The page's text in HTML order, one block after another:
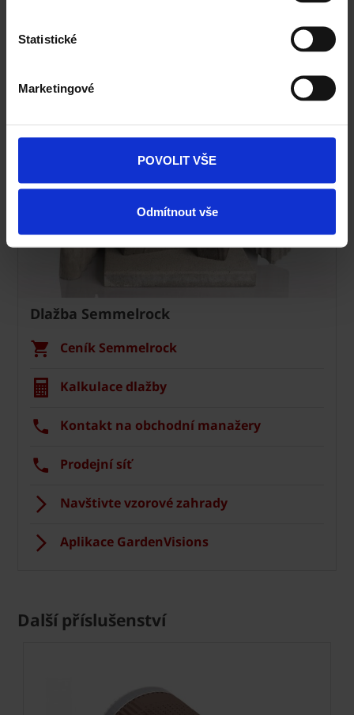
Statistické
Marketingové
POVOLIT VŠE
Odmítnout vše
Specialista prodeje
Navštivte vzorkovnu Terca
Dlažba Semmelrock
Ceník Semmelrock
Kalkulace dlažby
Kontakt na obchodní manažery
Prodejní síť
Navštivte vzorové zahrady
Aplikace GardenVisions
Další příslušenství